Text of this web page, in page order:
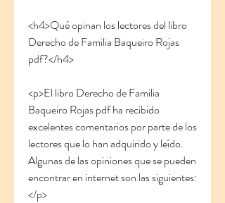
<h4>Qué opinan los lectores del libro
Derecho de Familia Baqueiro Rojas
pdf?</h4>
<p>El libro Derecho de Familia
Baqueiro Rojas pdf ha recibido
excelentes comentarios por parte de los
lectores que lo han adquirido y leído.
Algunas de las opiniones que se pueden
encontrar en internet son las siguientes:
</p>